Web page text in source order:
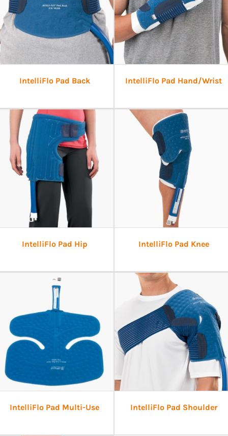
IntelliFlo Pad Back IntelliFlo Pad Hand/Wrist
IntelliFlo Pad Hip IntelliFlo Pad Knee
IntelliFlo Pad Multi-Use IntelliFlo Pad Shoulder